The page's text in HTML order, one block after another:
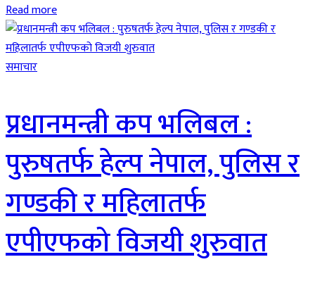
Read more
समाचार
प्रधानमन्त्री कप भलिबल :
पुरुषतर्फ हेल्प नेपाल, पुलिस र
गण्डकी र महिलातर्फ
एपीएफको विजयी शुरुवात